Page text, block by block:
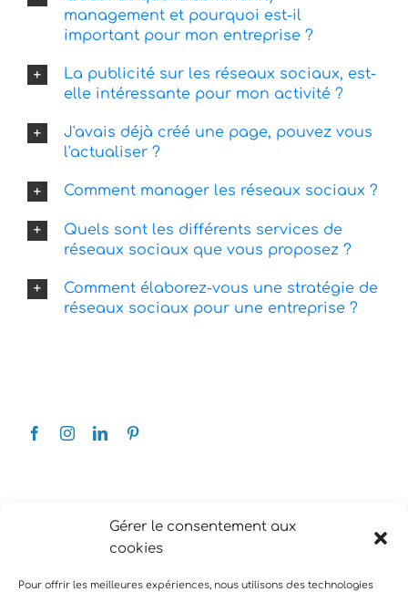
Gérer le consentement aux
cookies
Pour offrir les meilleures expériences, nous utilisons des technologies
management et pourquoi est-il
important pour mon entreprise ?
La publicité sur les réseaux sociaux, est-
elle intéressante pour mon activité ?
J'avais déjà créé une page, pouvez vous
l'actualiser ?
Comment manager les réseaux sociaux ?
Quels sont les différents services de
réseaux sociaux que vous proposez ?
Comment élaborez-vous une stratégie de
réseaux sociaux pour une entreprise ?